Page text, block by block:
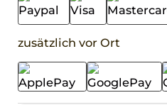
zusätzlich vor Ort